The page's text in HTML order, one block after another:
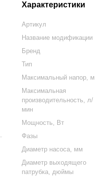
Характеристики
Артикул
Название модификации
Бренд
Тип
Максимальный напор, м
Максимальная
производительность, л/
мин
Мощность, Вт
Фазы
Диаметр насоса, мм
Диаметр выходящего
патрубка, дюймы